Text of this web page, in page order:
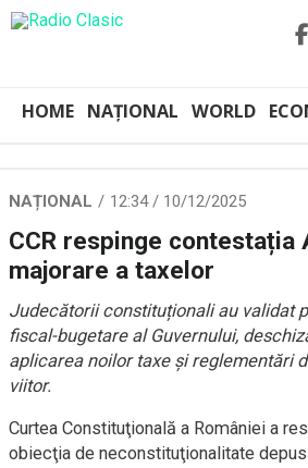
HOME NAȚIONAL WORLD
NAȚIONAL 12:34 / 10/12/2025
CCR respinge contestația
majorare a taxelor
Judecătorii constituționali au validat
fiscal-bugetare al Guvernului,
aplicarea noilor taxe și reglementări
viitor.
Curtea Constituţională a României a
obiecţia de neconstituţionalitate